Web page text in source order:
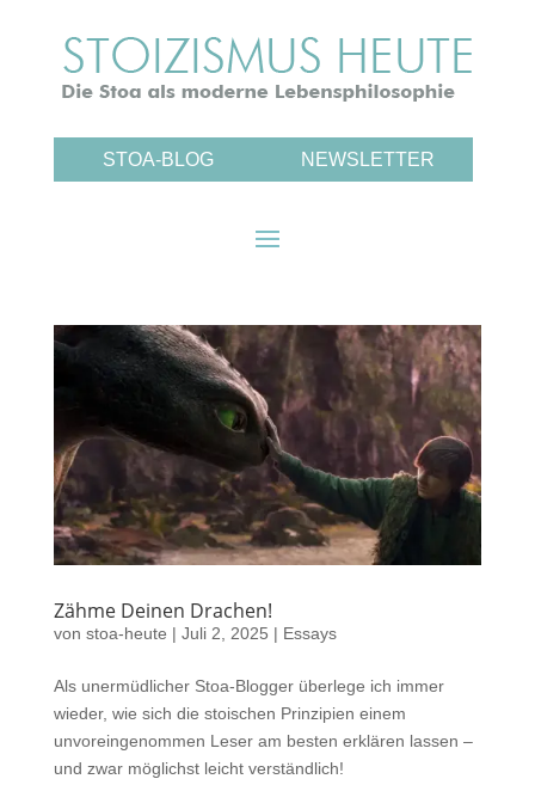
STOA-BLOG NEWSLETTER
Zähme Deinen Drachen!
von stoa-heute | Juli 2, 2025 | Essays
Als unermüdlicher Stoa-Blogger überlege ich immer
wieder, wie sich die stoischen Prinzipien einem
unvoreingenommen Leser am besten erklären lassen –
und zwar möglichst leicht verständlich!